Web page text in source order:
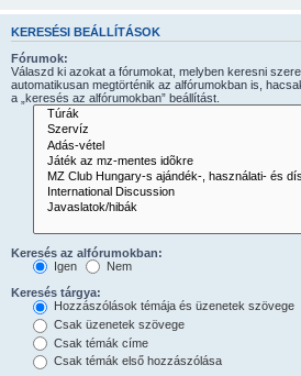
KERESÉSI BEÁLLÍTÁSOK
Fórumok:
Válaszd ki azokat a fórumokat, melyben keresni
automatikusan megtörténik az alfórumokban is,
a „keresés az alfórumokban” beállítást.
Keresés az alfórumokban:
Igen
Nem
Keresés tárgya:
Hozzászólások témája és üzenetek szövege
Csak üzenetek szövege
Csak témák címe
Csak témák első hozzászólása